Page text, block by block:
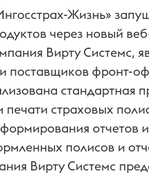
Жизнь»
через новый
Вирту Системс,
поставщиков фронт-
стандартная
страховых
отчетов
полисов и
Вирту Системс